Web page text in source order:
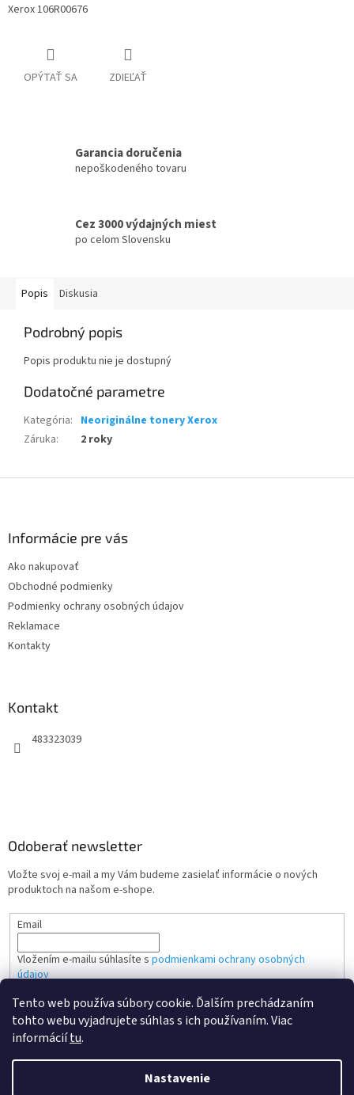
Tento web používa súbory cookie. Ďalším prechádzaním
tohto webu vyjadrujete súhlas s ich používaním. Viac
informáciítu.
Nastavenie
Xerox 106R00676
OPÝTAŤ SA ZDIEĽAŤ
Garancia doručenia
nepoškodeného tovaru
Cez 3000 výdajných miest
po celom Slovensku
Popis Diskusia
Podrobný popis
Popis produktu nie je dostupný
Dodatočné parametre
Kategória: Neoriginálne tonery Xerox
Záruka: 2 roky
Informácie pre vás
Ako nakupovať
Obchodné podmienky
Podmienky ochrany osobných údajov
Reklamace
Kontakty
Kontakt
483323039
Odoberať newsletter
Vložte svoj e-mail a my Vám budeme zasielať informácie o nových
produktoch na našom e-shope.
Email
Vložením e-mailu súhlasíte s podmienkami ochrany osobných
údajov
PRIHLÁSIŤ SA
Vytvoril Shoptet